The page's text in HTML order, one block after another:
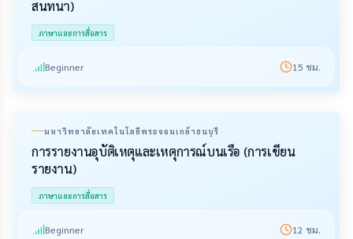
สนทนา)
ภาษาและการสื่อสาร
Beginner 15 ชม.
มหาวิทยาลัยเทคโนโลยีพระจอมเกล้าธนบุรี
การรายงานอุบัติเหตุและเหตุการณ์บนเรือ (การเขียน
รายงาน)
ภาษาและการสื่อสาร
Beginner 12 ชม.